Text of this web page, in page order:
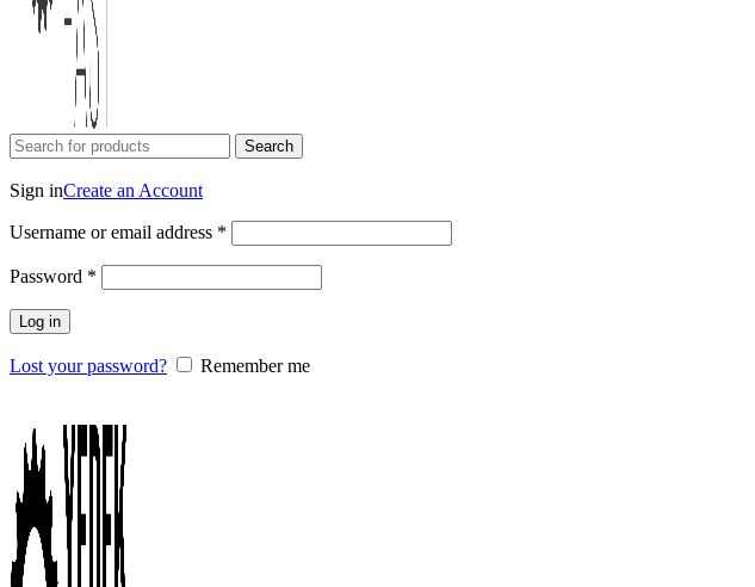
Search
Sign inCreate an Account
Username or email address *
Password *
Log in
Lost your password?
Remember me